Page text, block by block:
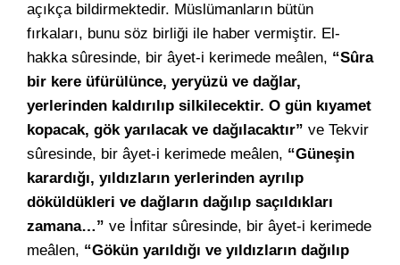
açıkça bildirmektedir. Müslümanların bütün
fırkaları, bunu söz birliği ile haber vermiştir. El-
hakka sûresinde, bir âyet-i kerimede meâlen, “Sûra
bir kere üfürülünce, yeryüzü ve dağlar,
yerlerinden kaldırılıp silkilecektir. O gün kıyamet
kopacak, gök yarılacak ve dağılacaktır” ve Tekvir
sûresinde, bir âyet-i kerimede meâlen, “Güneşin
karardığı, yıldızların yerlerinden ayrılıp
döküldükleri ve dağların dağılıp saçıldıkları
zamana…” ve İnfitar sûresinde, bir âyet-i kerimede
meâlen, “Gökün yarıldığı ve yıldızların dağılıp